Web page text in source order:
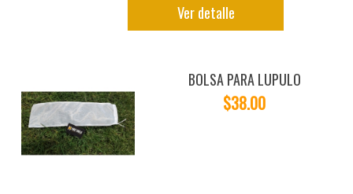
Ver detalle
BOLSA PARA LUPULO
$38.00